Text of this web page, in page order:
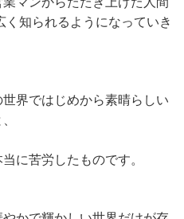
く知られるようになっていき
界ではじめから素晴らしい
に苦労したものです。